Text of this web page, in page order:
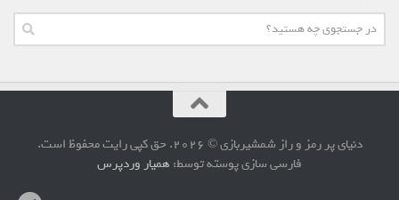
دنیای پر رمز و راز شمشیربازی © 2026. حق کپی رایت محفوظ است.
فارسی سازی پوسته توسط:همیار وردپرس